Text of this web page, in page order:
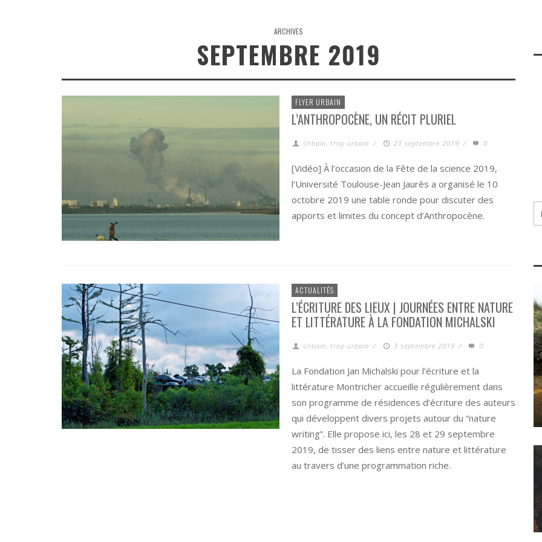
ARCHIVES
SEPTEMBRE 2019
FLYER URBAIN
L’ANTHROPOCÈNE, UN RÉCIT PLURIEL
Urbain, trop urbain / 21 septembre 2019 / 0
[Vidéo] À l’occasion de la Fête de la science 2019,
l’Université Toulouse-Jean Jaurès a organisé le 10
octobre 2019 une table ronde pour discuter des
apports et limites du concept d’Anthropocène.
ACTUALITÉS
L’ÉCRITURE DES LIEUX | JOURNÉES ENTRE NATURE
ET LITTÉRATURE À LA FONDATION MICHALSKI
Urbain, trop urbain / 3 septembre 2019 / 0
La Fondation Jan Michalski pour l’écriture et la
littérature Montricher accueille régulièrement dans
son programme de résidences d’écriture des auteurs
qui développent divers projets autour du “nature
writing”. Elle propose ici, les 28 et 29 septembre
2019, de tisser des liens entre nature et littérature
au travers d’une programmation riche.
ZONE DE MÉTAMORPHOSE CRITICAL ZONES. OBSERVATORIES FOR EARTHLY POLITICS L’ANTHROPOCÈNE, UNE ESTHÉTIQUE « CANARD » ?